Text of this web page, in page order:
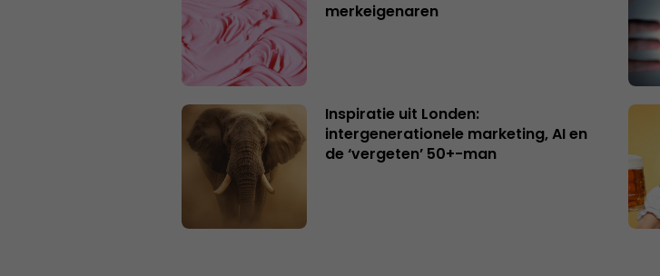
merkeigenaren
Inspiratie uit Londen:
intergenerationele marketing, AI en
de ‘vergeten’ 50+-man